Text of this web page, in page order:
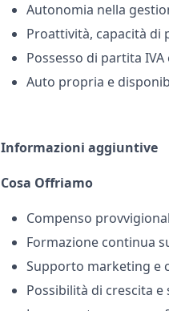
Autonomia nella
Proattività, capacità di
Possesso di partita
Auto propria e
Informazioni aggiuntive
Cosa Offriamo
Compenso
Formazione continua
Supporto marketing e
Possibilità di crescita